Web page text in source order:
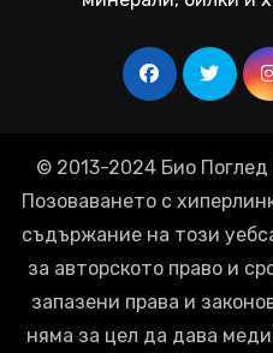
© 2013-2024 Био
Позоваването с
съдържание на този
за авторското право и
запазени права и
няма за цел да дава